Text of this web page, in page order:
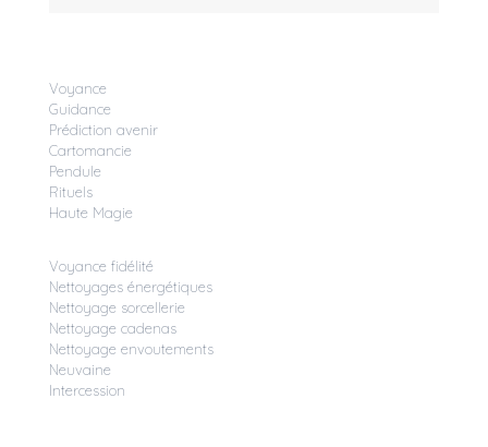
Voyance
Guidance
Prédiction avenir
Cartomancie
Pendule
Rituels
Haute Magie
Voyance fidélité
Nettoyages énergétiques
Nettoyage sorcellerie
Nettoyage cadenas
Nettoyage envoutements
Neuvaine
Intercession